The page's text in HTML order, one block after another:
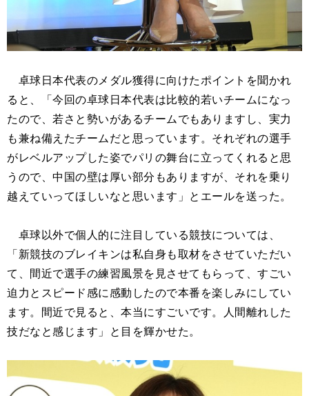
卓球日本代表のメダル獲得に向けたポイントを聞かれ
ると、「今回の卓球日本代表は比較的若いチームになっ
たので、若さと勢いがあるチームでもありますし、実力
も兼ね備えたチームだと思っています。それぞれの選手
がレベルアップした姿でパリの舞台に立ってくれると思
うので、中国の壁は厚い部分もありますが、それを乗り
越えていってほしいなと思います」とエールを送った。
卓球以外で個人的に注目している競技については、
「新競技のブレイキンは私自身も取材をさせていただい
て、間近で選手の練習風景を見させてもらって、すごい
迫力とスピード感に感動したので本番を楽しみにしてい
ます。間近で見ると、本当にすごいです。人間離れした
技だなと感じます」と目を輝かせた。